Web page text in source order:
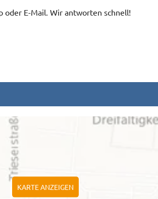
oder E-Mail. Wir antworten schnell!
KARTE ANZEIGEN